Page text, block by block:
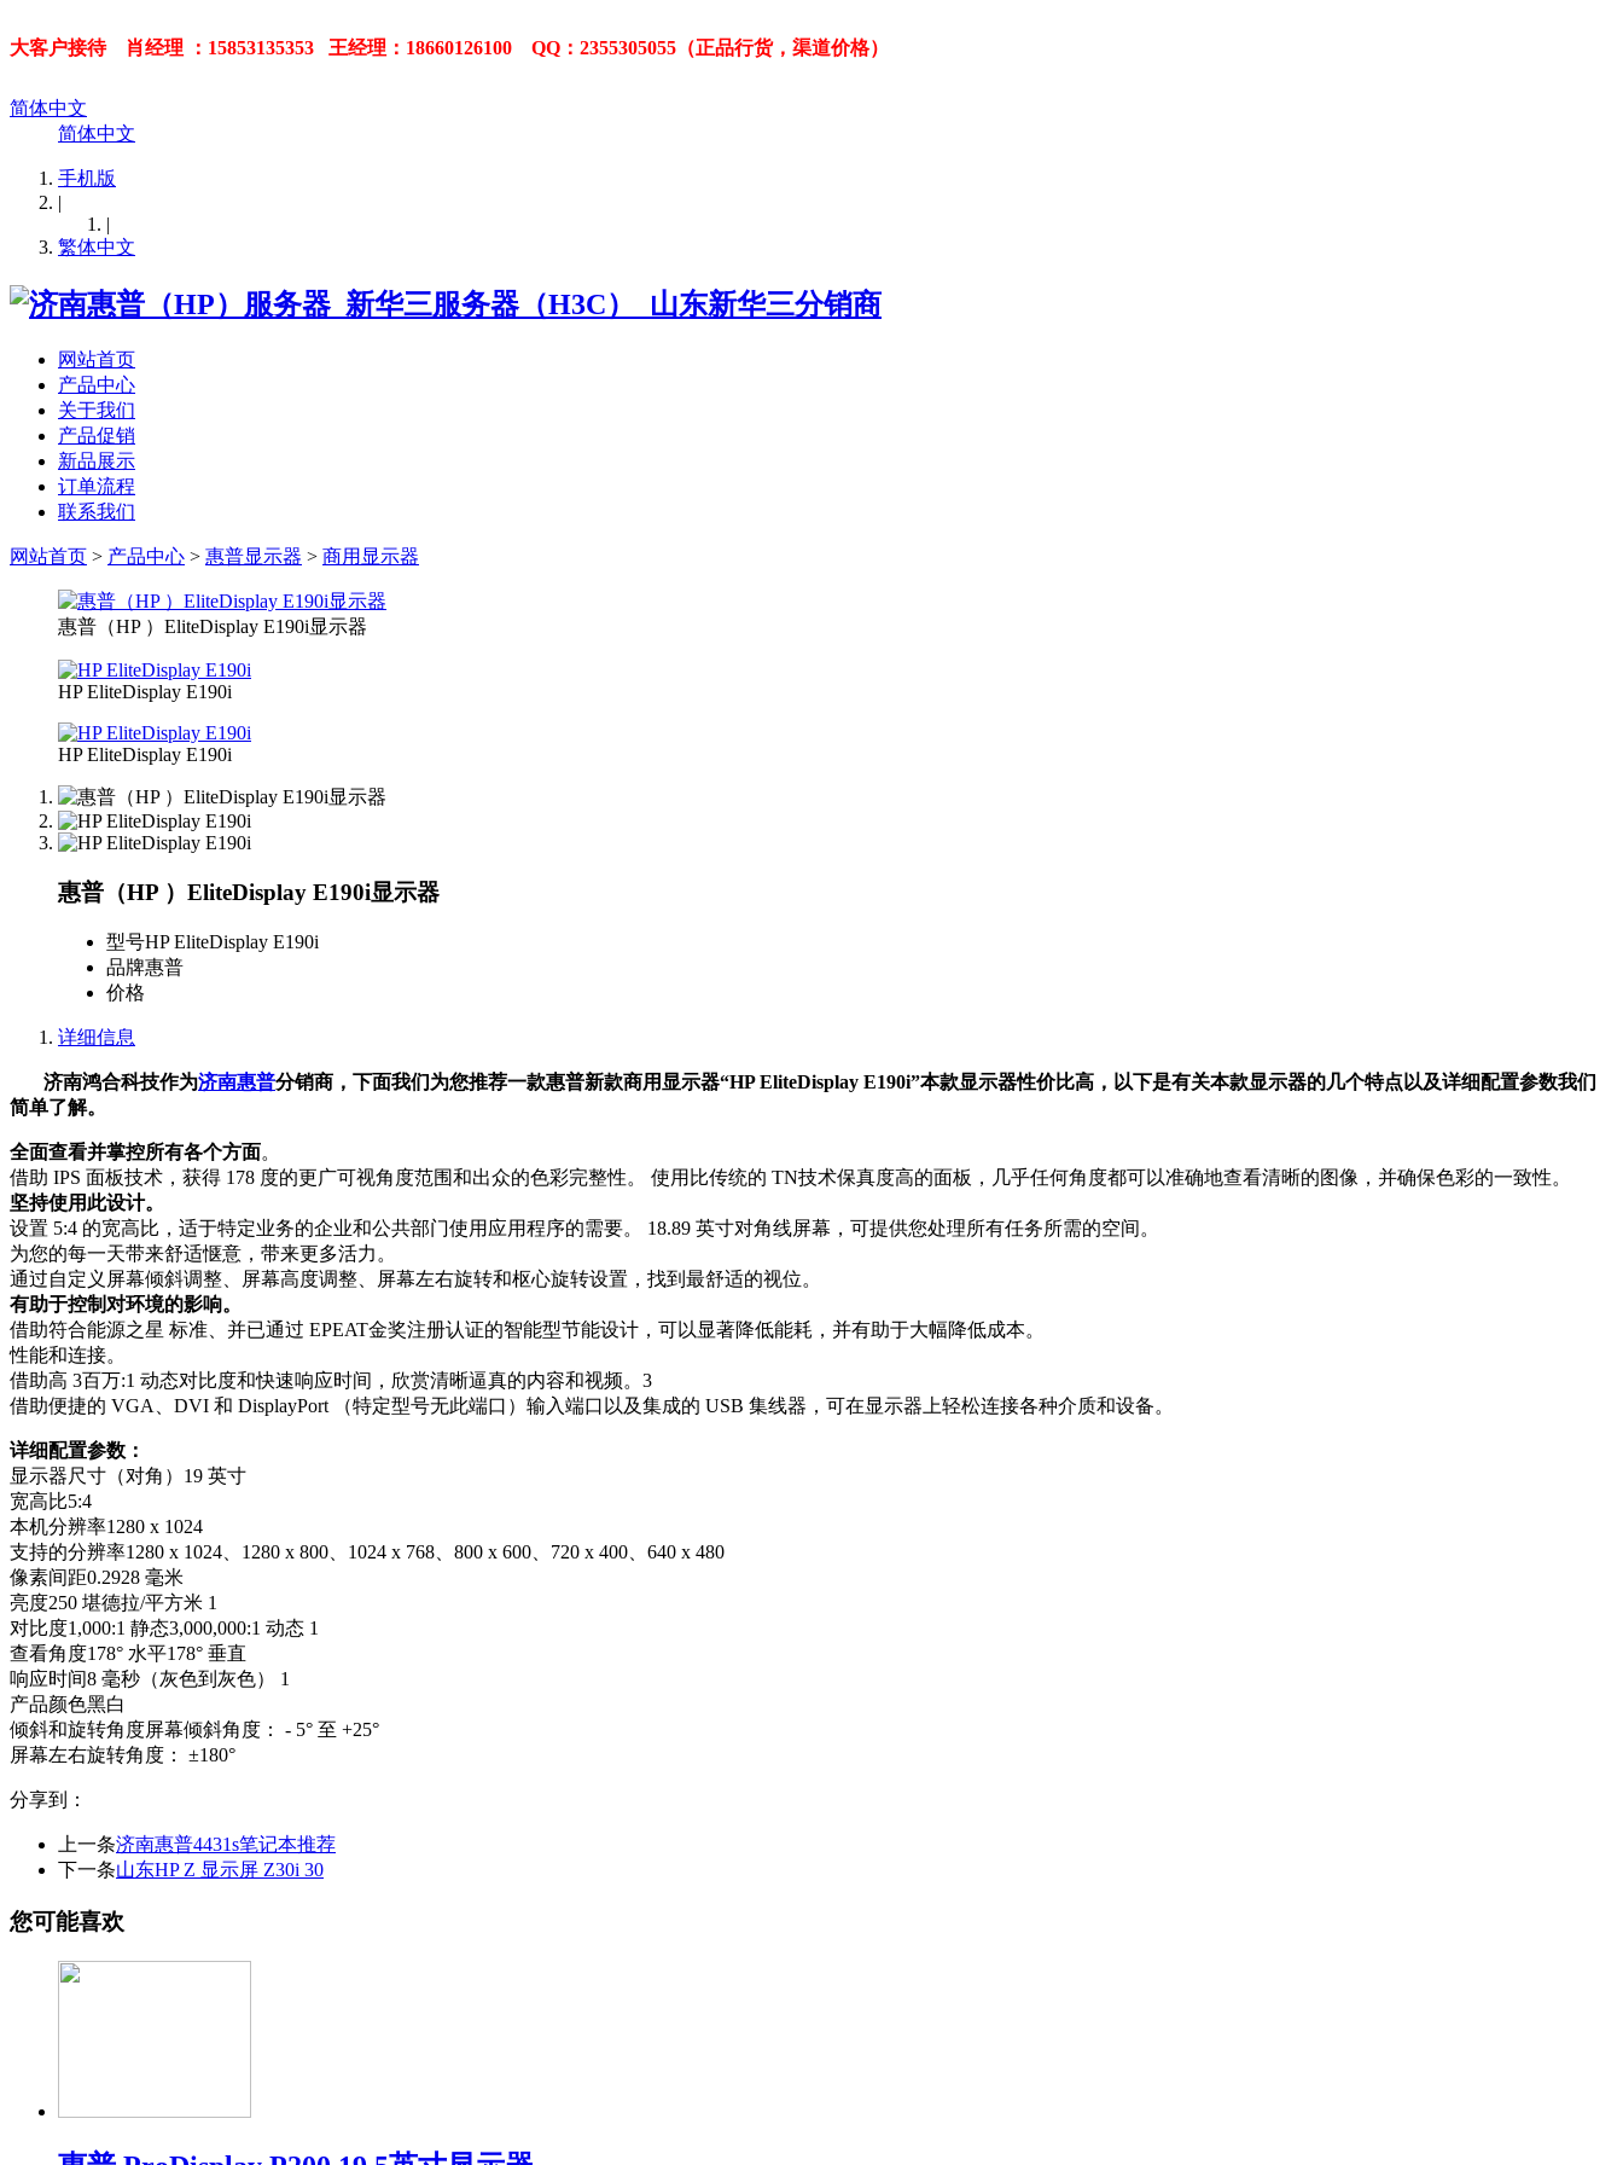
大客户接待 肖经理 ：15853135353 王经理：18660126100 QQ：2355305055 （正品行货，渠道价格）
简体中文
简体中文
手机版
|
|
繁体中文
网站首页
产品中心
关于我们
产品促销
新品展示
订单流程
联系我们
网站首页 > 产品中心 > 惠普显示器 > 商用显示器
惠普（HP ）EliteDisplay E190i显示器
HP EliteDisplay E190i
HP EliteDisplay E190i
惠普（HP ）EliteDisplay E190i显示器
型号HP EliteDisplay E190i
品牌惠普
价格
详细信息
济南鸿合科技作为济南惠普分销商，下面我们为您推荐一款惠普新款商用显示器“HP EliteDisplay E190i”本款显示器性价比高，以下是有关本款显示器的几个特点以及详细配置参数我们
简单了解。
全面查看并掌控所有各个方面。
借助 IPS 面板技术，获得 178 度的更广可视角度范围和出众的色彩完整性。 使用比传统的 TN技术保真度高的面板，几乎任何角度都可以准确地查看清晰的图像，并确保色彩的一致性。
坚持使用此设计。
设置 5:4 的宽高比，适于特定业务的企业和公共部门使用应用程序的需要。 18.89 英寸对角线屏幕，可提供您处理所有任务所需的空间。
为您的每一天带来舒适惬意，带来更多活力。
通过自定义屏幕倾斜调整、屏幕高度调整、屏幕左右旋转和枢心旋转设置，找到最舒适的视位。
有助于控制对环境的影响。
借助符合能源之星 标准、并已通过 EPEAT金奖注册认证的智能型节能设计，可以显著降低能耗，并有助于大幅降低成本。
性能和连接。
借助高 3百万:1 动态对比度和快速响应时间，欣赏清晰逼真的内容和视频。3
借助便捷的 VGA、DVI 和 DisplayPort （特定型号无此端口）输入端口以及集成的 USB 集线器，可在显示器上轻松连接各种介质和设备。
详细配置参数：
显示器尺寸（对角）19 英寸
宽高比5:4
本机分辨率1280 x 1024
支持的分辨率1280 x 1024、1280 x 800、1024 x 768、800 x 600、720 x 400、640 x 480
像素间距0.2928 毫米
亮度250 堪德拉/平方米 1
对比度1,000:1 静态3,000,000:1 动态 1
查看角度178° 水平178° 垂直
响应时间8 毫秒（灰色到灰色） 1
产品颜色黑白
倾斜和旋转角度屏幕倾斜角度： - 5° 至 +25°
屏幕左右旋转角度： ±180°
分享到：
上一条济南惠普4431s笔记本推荐
下一条山东HP Z 显示屏 Z30i 30
您可能喜欢